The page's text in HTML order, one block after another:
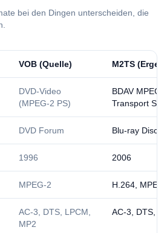
bei den Dingen unterscheiden, die
⁦VOB⁩ (Quelle) ⁦M2TS⁩
DVD-Video
(MPEG-2 PS)
BDAV MPEG-
Transport
DVD Forum Blu-ray Disc
1996 2006
MPEG-2 H.264,
AC-3, DTS, LPCM,
MP2
AC-3, DTS,